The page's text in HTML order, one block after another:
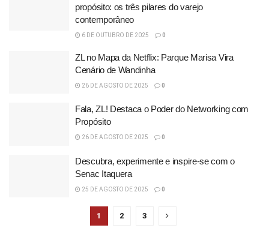
propósito: os três pilares do varejo
contemporâneo
6 DE OUTUBRO DE 2025 0
ZL no Mapa da Netflix: Parque Marisa Vira
Cenário de Wandinha
26 DE AGOSTO DE 2025 0
Fala, ZL! Destaca o Poder do Networking com
Propósito
26 DE AGOSTO DE 2025 0
Descubra, experimente e inspire-se com o
Senac Itaquera
25 DE AGOSTO DE 2025 0
1 2 3